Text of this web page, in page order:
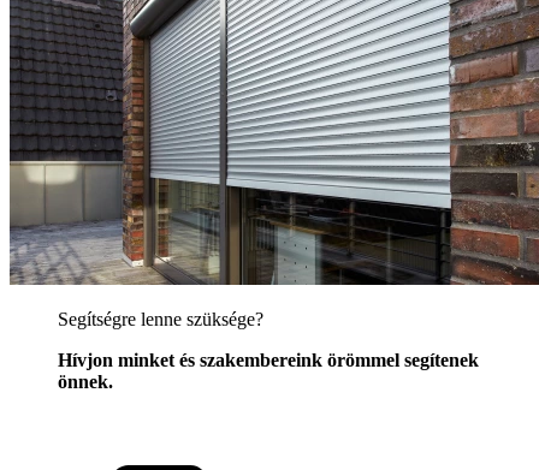
Segítségre lenne szüksége?
Hívjon minket és szakembereink örömmel segítenek
önnek.